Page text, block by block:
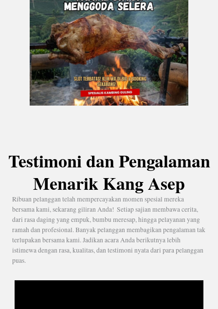
Testimoni dan Pengalaman
Menarik Kang Asep
Ribuan pelanggan telah mempercayakan momen spesial mereka
bersama kami, sekarang giliran Anda! Setiap sajian membawa cerita,
dari rasa daging yang empuk, bumbu meresap, hingga pelayanan yang
ramah dan profesional. Banyak pelanggan membagikan pengalaman tak
terlupakan bersama kami. Jadikan acara Anda berikutnya lebih
istimewa dengan rasa, kualitas, dan testimoni nyata dari para pelanggan
puas.